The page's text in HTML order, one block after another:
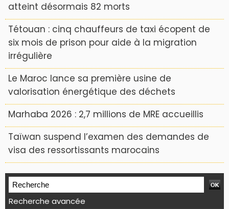
atteint désormais 82 morts
Tétouan : cinq chauffeurs de taxi écopent de
six mois de prison pour aide à la migration
irrégulière
Le Maroc lance sa première usine de
valorisation énergétique des déchets
Marhaba 2026 : 2,7 millions de MRE accueillis
Taïwan suspend l’examen des demandes de
visa des ressortissants marocains
Recherche avancée